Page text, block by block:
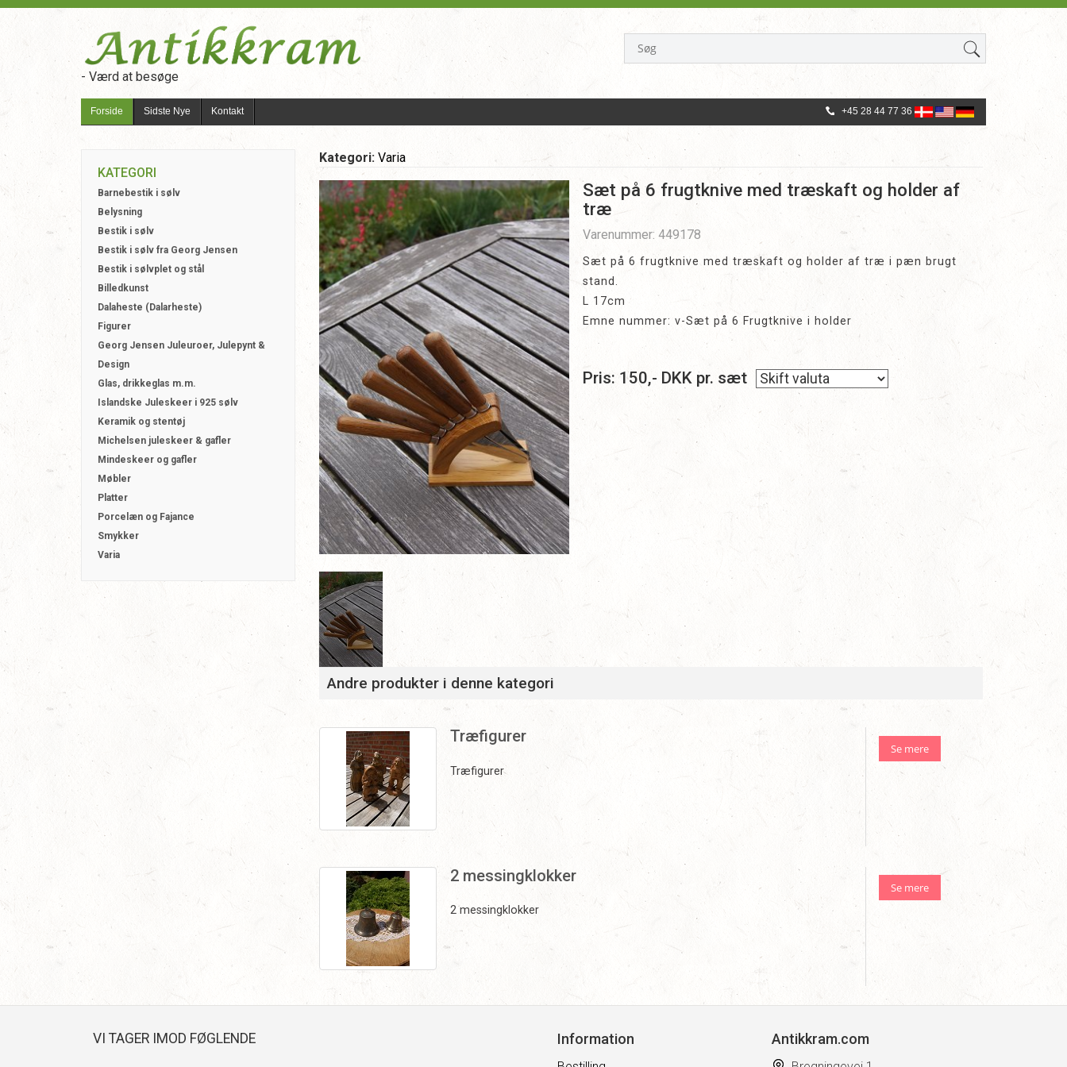
- Værd at besøge
Forside Sidste Nye Kontakt +45 28 44 77 36
KATEGORI
Barnebestik i sølv
Belysning
Bestik i sølv
Bestik i sølv fra Georg Jensen
Bestik i sølvplet og stål
Billedkunst
Dalaheste (Dalarheste)
Figurer
Georg Jensen Juleuroer, Julepynt &
Design
Glas, drikkeglas m.m.
Islandske Juleskeer i 925 sølv
Keramik og stentøj
Michelsen juleskeer & gafler
Mindeskeer og gafler
Møbler
Platter
Porcelæn og Fajance
Smykker
Varia
Kategori: Varia
Sæt på 6 frugtknive med træskaft og holder af
træ
Varenummer: 449178
Sæt på 6 frugtknive med træskaft og holder af træ i pæn brugt
stand.
L 17cm
Emne nummer: v-Sæt på 6 Frugtknive i holder
Pris: 150,- DKK pr. sæt
Andre produkter i denne kategori
Træfigurer
Træfigurer
Se mere
2 messingklokker
2 messingklokker
Se mere
VI TAGER IMOD FØGLENDE Information Antikkram.com